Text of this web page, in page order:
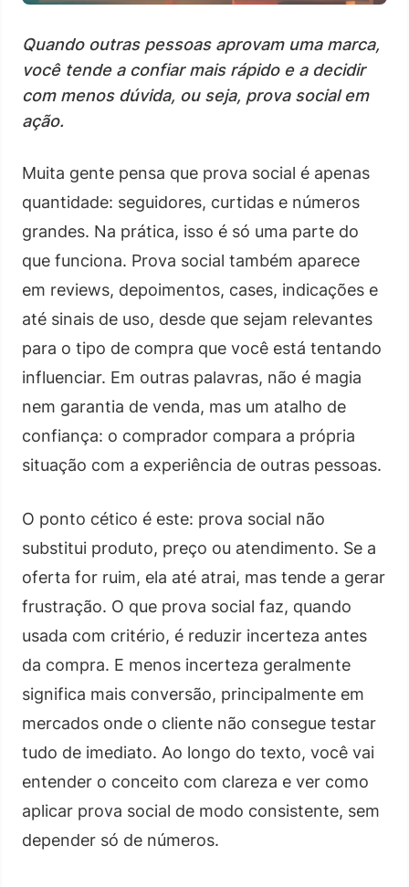
Quando outras pessoas aprovam uma marca,
você tende a confiar mais rápido e a decidir
com menos dúvida, ou seja, prova social em
ação.
Muita gente pensa que prova social é apenas
quantidade: seguidores, curtidas e números
grandes. Na prática, isso é só uma parte do
que funciona. Prova social também aparece
em reviews, depoimentos, cases, indicações e
até sinais de uso, desde que sejam relevantes
para o tipo de compra que você está tentando
influenciar. Em outras palavras, não é magia
nem garantia de venda, mas um atalho de
confiança: o comprador compara a própria
situação com a experiência de outras pessoas.
O ponto cético é este: prova social não
substitui produto, preço ou atendimento. Se a
oferta for ruim, ela até atrai, mas tende a gerar
frustração. O que prova social faz, quando
usada com critério, é reduzir incerteza antes
da compra. E menos incerteza geralmente
significa mais conversão, principalmente em
mercados onde o cliente não consegue testar
tudo de imediato. Ao longo do texto, você vai
entender o conceito com clareza e ver como
aplicar prova social de modo consistente, sem
depender só de números.